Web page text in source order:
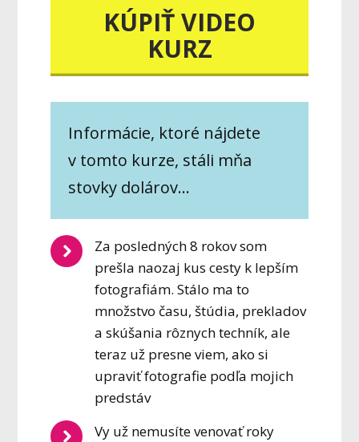
KÚPIŤ VIDEO
KURZ
Informácie, ktoré nájdete
v tomto kurze, stáli mňa
stovky dolárov...
Za posledných 8 rokov som
prešla naozaj kus cesty k lepším
fotografiám. Stálo ma to
množstvo času, štúdia, prekladov
a skúšania rôznych techník, ale
teraz už presne viem, ako si
upraviť fotografie podľa mojich
predstáv
Vy už nemusíte venovať roky